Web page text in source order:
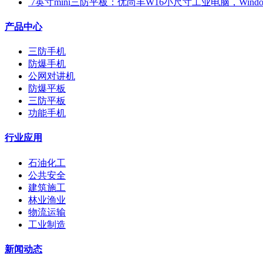
产品中心
三防手机
防爆手机
公网对讲机
防爆平板
三防平板
功能手机
行业应用
石油化工
公共安全
建筑施工
林业渔业
物流运输
工业制造
新闻动态